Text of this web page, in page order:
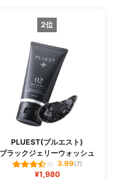
2位
PLUEST(プルエスト)
ブラックジェリーウォッシュ
3.99(7)
¥1,980